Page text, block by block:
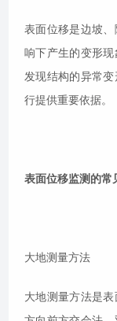
表面位移是边坡
响下产生的变形
发现结构的异常
行提供重要依据。
表面位移监测的常
大地测量方法
大地测量方法是